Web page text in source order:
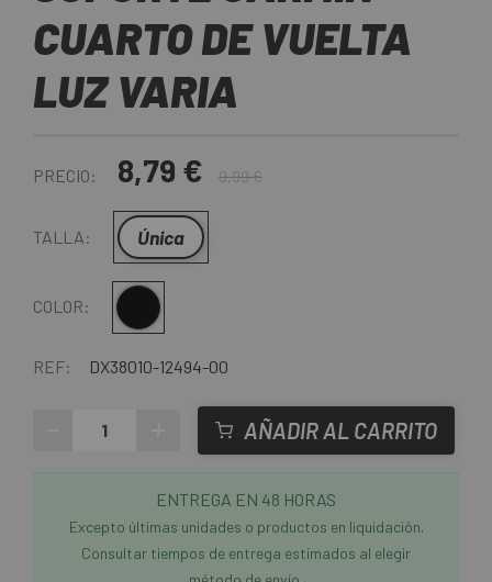
CUARTO DE VUELTA
LUZ VARIA
PRECIO: 8,79 € 9,99 €
TALLA: Única
COLOR: Multi
REF: DX38010-12494-00
AÑADIR AL CARRITO
ENTREGA EN 48 HORAS
Excepto últimas unidades o productos en liquidación.
Consultar tiempos de entrega estimados al elegir